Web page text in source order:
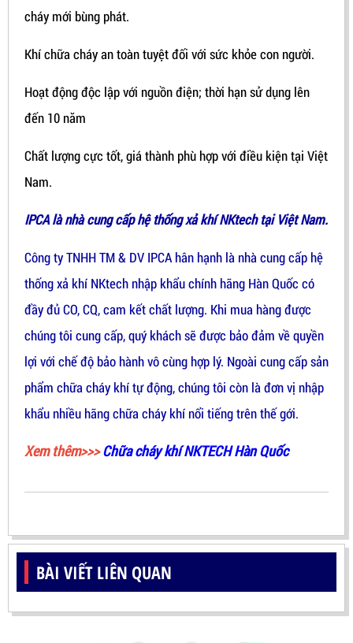
cháy mới bùng phát.
Khí chữa cháy an toàn tuyệt đối với sức khỏe con người.
Hoạt động độc lập với nguồn điện; thời hạn sử dụng lên
đến 10 năm
Chất lượng cực tốt, giá thành phù hợp với điều kiện tại Việt
Nam.
IPCA là nhà cung cấp hệ thống xả khí NKtech tại Việt Nam.
Công ty TNHH TM & DV IPCA hân hạnh là nhà cung cấp hệ
thống xả khí NKtech nhập khẩu chính hãng Hàn Quốc có
đầy đủ CO, CQ, cam kết chất lượng. Khi mua hàng được
chúng tôi cung cấp, quý khách sẽ được bảo đảm về quyền
lợi với chế độ bảo hành vô cùng hợp lý. Ngoài cung cấp sản
phẩm chữa cháy khí tự động, chúng tôi còn là đơn vị nhập
khẩu nhiều hãng chữa cháy khí nổi tiếng trên thế gới.
Xem thêm>>>Chữa cháy khí NKTECH Hàn Quốc
BÀI VIẾT LIÊN QUAN